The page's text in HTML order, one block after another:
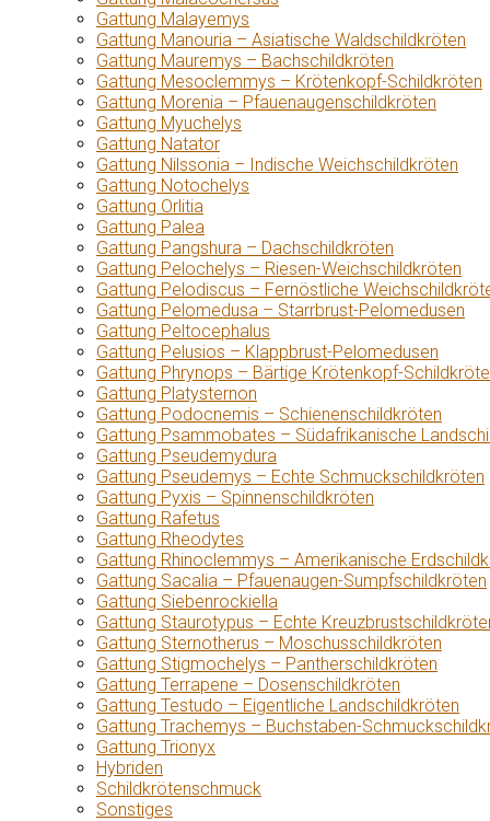
Gattung Malayemys
Gattung Manouria – Asiatische Waldschildkröten
Gattung Mauremys – Bachschildkröten
Gattung Mesoclemmys – Krötenkopf-Schildkröten
Gattung Morenia – Pfauenaugenschildkröten
Gattung Myuchelys
Gattung Natator
Gattung Nilssonia – Indische Weichschildkröten
Gattung Notochelys
Gattung Orlitia
Gattung Palea
Gattung Pangshura – Dachschildkröten
Gattung Pelochelys – Riesen-Weichschildkröten
Gattung Pelodiscus – Fernöstliche
Gattung Pelomedusa – Starrbrust-Pelomedusen
Gattung Peltocephalus
Gattung Pelusios – Klappbrust-Pelomedusen
Gattung Phrynops – Bärtige Krötenkopf-
Gattung Platysternon
Gattung Podocnemis – Schienenschildkröten
Gattung Psammobates – Südafrikanische
Gattung Pseudemydura
Gattung Pseudemys – Echte Schmuckschildkröten
Gattung Pyxis – Spinnenschildkröten
Gattung Rafetus
Gattung Rheodytes
Gattung Rhinoclemmys – Amerikanische
Gattung Sacalia – Pfauenaugen-Sumpfschildkröten
Gattung Siebenrockiella
Gattung Staurotypus – Echte
Gattung Sternotherus – Moschusschildkröten
Gattung Stigmochelys – Pantherschildkröten
Gattung Terrapene – Dosenschildkröten
Gattung Testudo – Eigentliche Landschildkröten
Gattung Trachemys – Buchstaben-
Gattung Trionyx
Hybriden
Schildkrötenschmuck
Sonstiges